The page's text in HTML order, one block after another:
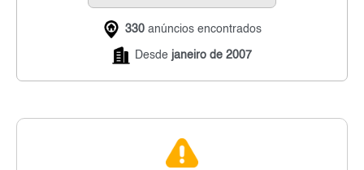
330 anúncios encontrados
Desde janeiro de 2007